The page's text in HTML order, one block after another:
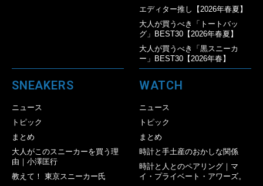
エディター推し【2026年春夏】
大人が買うべき「トートバッ
グ」BEST30【2026年春夏】
大人が買うべき「黒スニーカ
ー」BEST30【2026年春】
SNEAKERS
ニュース
トピック
まとめ
大人がこのスニーカーを買う理
由｜小澤匡行
教えて！ 東京スニーカー氏
WATCH
ニュース
トピック
まとめ
時計と手土産のおかしな関係
時計と人とのペアリング｜マ
イ・プライベート・アワーズ。